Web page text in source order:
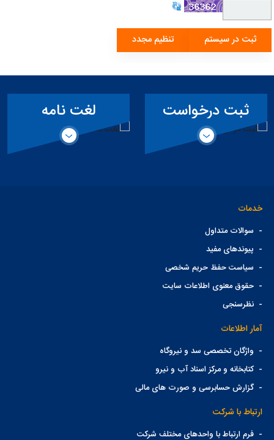
ثبت درخواست
همکاری حقیقی
لغت نامه
تخصصی سد
خدمات
- سوالات متداول
- پیوندهای مفید
- سیاست حفظ حریم شخصی
-حقوق معنوی اطلاعات سایت
-نظرسنجی
آمار اطلاعات
- واژگان تخصصی سد و نیروگاه
-کتابخانه و مرکز اسناد آب و نیرو
-گزارش حسابرسی و صورت های مالی
ارتباط با شرکت
-فرم ارتباط با واحدهای مختلف شرکت